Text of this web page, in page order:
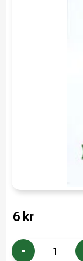
6 kr
-